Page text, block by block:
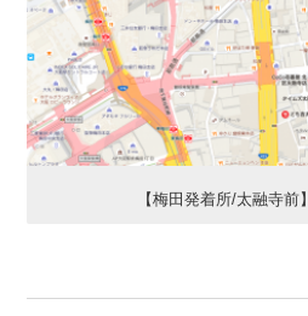
【梅田発着所/太融寺前】